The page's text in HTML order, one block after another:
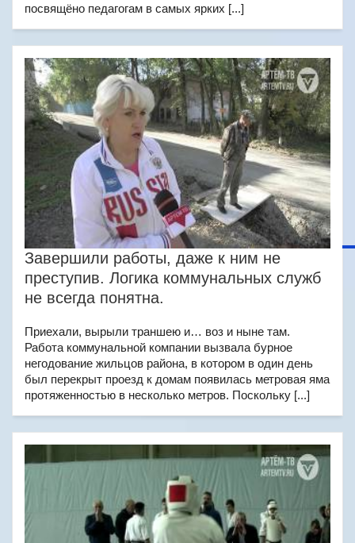
посвящёно педагогам в самых ярких [...]
Завершили работы, даже к ним не
преступив. Логика коммунальных служб
не всегда понятна.
Приехали, вырыли траншею и… воз и ныне там.
Работа коммунальной компании вызвала бурное
негодование жильцов района, в котором в один день
был перекрыт проезд к домам появилась метровая яма
протяженностью в несколько метров. Поскольку [...]